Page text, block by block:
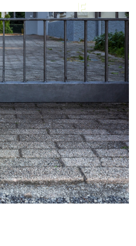
E
V
É
G
É
T
A
L
E